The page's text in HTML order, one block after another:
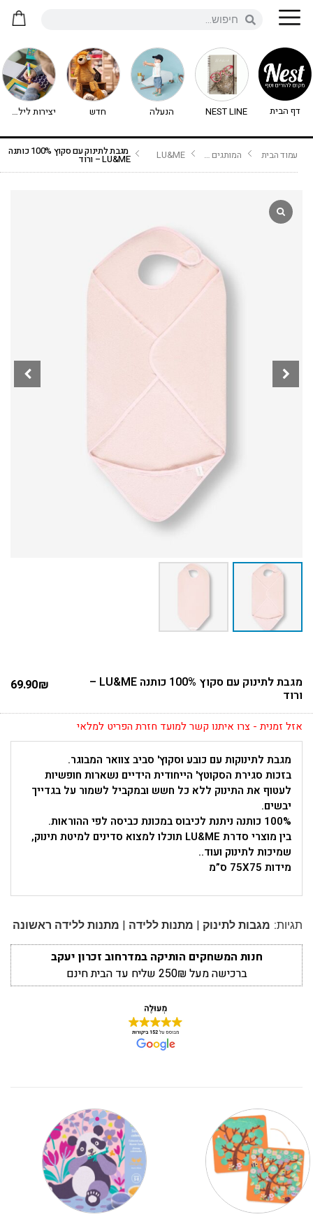
דף הבית NEST LINE הנעלה חדש יצירות לילדים - יצירה לילדים
עמוד הבית המותגים שלנו LU&ME מגבת לתינוק עם סקוץ 100% כותנה
LU&ME – ורוד
מגבת לתינוק עם סקוץ 100% כותנה LU&ME –
ורוד
69.90₪
אזל זמנית - צרו איתנו קשר למועד חזרת הפריט למלאי
מגבת לתינוקות עם כובע וסקוץ' סביב צוואר המבוגר.
בזכות סגירת הסקוטץ' הייחודית הידיים נשארות חופשיות
לעטוף את התינוק ללא כל חשש ובמקביל לשמור על בגדייך
יבשים.
100% כותנה ניתנת לכיבוס במכונת כביסה לפי ההוראות.
בין מוצרי סדרת LU&ME תוכלו למצוא סדינים למיטת תינוק,
שמיכות לתינוק ועוד..
מידות 75X75 ס”מ
תגיות: מגבות לתינוק | מתנות ללידה | מתנות ללידה ראשונה
חנות המשחקים הותיקה במדרחוב זכרון יעקב
ברכישה מעל 250₪ שליח עד הבית חינם